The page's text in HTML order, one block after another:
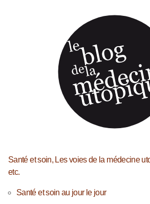
Santé et soin, Les voies de la médecine
etc.
Santé et soin au jour le jour